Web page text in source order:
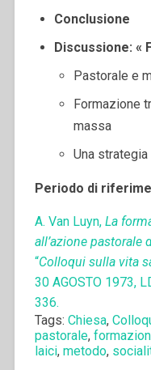
Conclusione
Discussione: «
Pastorale e
Formazione
massa
Una
Periodo di
A. Van Luyn, La
all’azione pastorale
“Colloqui sulla vita
30 AGOSTO 1973,
336.
Tags: Chiesa,
pastorale,
laici, metodo,